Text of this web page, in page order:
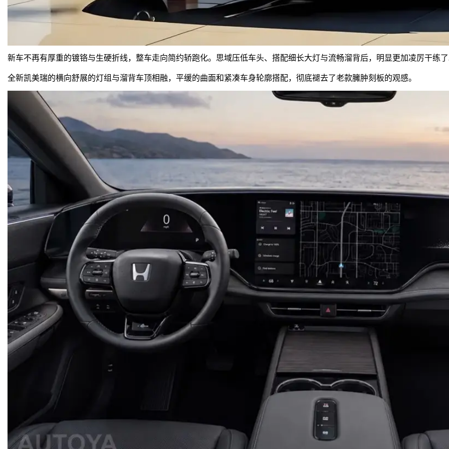
新车不再有厚重的镀铬与生硬折线，整车走向简约轿跑化。思域压低车头、搭配细长大灯与流畅溜背后，明显更加凌厉干练
全新凯美瑞的横向舒展的灯组与溜背车顶相融，平缓的曲面和紧凑车身轮廓搭配，彻底褪去了老款臃肿刻板的观感。